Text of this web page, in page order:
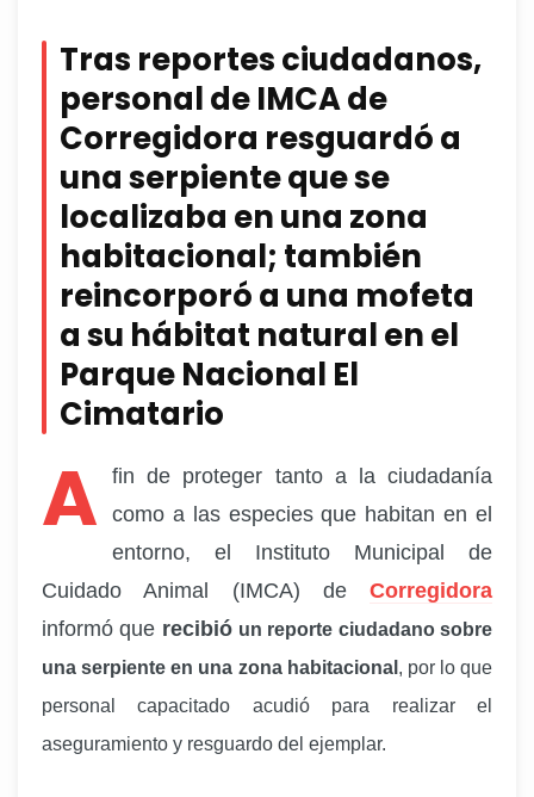
Tras reportes ciudadanos,
personal de IMCA de
Corregidora resguardó a
una serpiente que se
localizaba en una zona
habitacional; también
reincorporó a una mofeta
a su hábitat natural en el
Parque Nacional El
Cimatario
A
fin de proteger tanto a la ciudadanía
como a las especies que habitan en el
entorno, el Instituto Municipal de
Cuidado Animal (IMCA) de Corregidora
informó que recibió un reporte ciudadano sobre
una serpiente en una zona habitacional , por lo que
personal capacitado acudió para realizar el
aseguramiento y resguardo del ejemplar.